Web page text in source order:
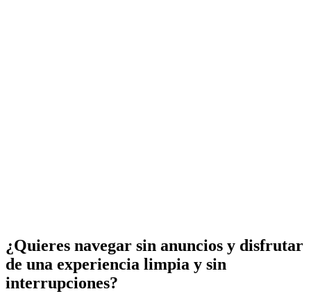
¿Quieres navegar sin anuncios y disfrutar
de una experiencia limpia y sin
interrupciones?